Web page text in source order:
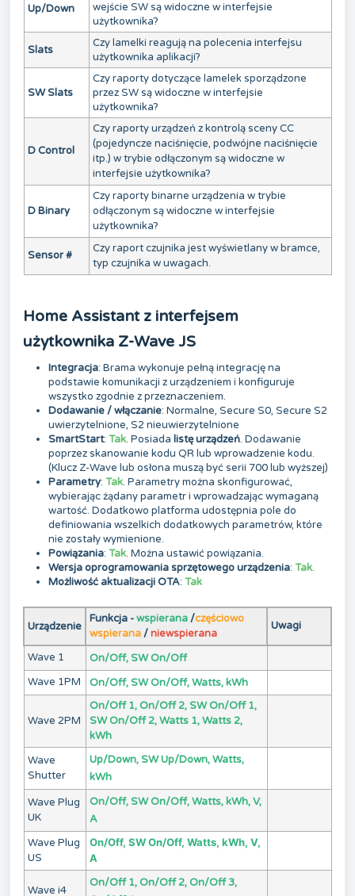
Up/Down
wejście SW są widoczne w interfejsie
użytkownika?
Slats
Czy lamelki reagują na polecenia interfejsu
użytkownika aplikacji?
SW Slats
Czy raporty dotyczące lamelek sporządzone
przez SW są widoczne w interfejsie
użytkownika?
D Control
Czy raporty urządzeń z kontrolą sceny CC
(pojedyncze naciśnięcie, podwójne naciśnięcie
itp.) w trybie odłączonym są widoczne w
interfejsie użytkownika?
D Binary
Czy raporty binarne urządzenia w trybie
odłączonym są widoczne w interfejsie
użytkownika?
Sensor #
Czy raport czujnika jest wyświetlany w bramce,
typ czujnika w uwagach.
Home Assistant z interfejsem
użytkownika Z-Wave JS
Integracja: Brama wykonuje pełną integrację na
podstawie komunikacji z urządzeniem i konfiguruje
wszystko zgodnie z przeznaczeniem.
Dodawanie / włączanie: Normalne, Secure S0, Secure S2
uwierzytelnione, S2 nieuwierzytelnione
SmartStart: Tak. Posiada listę urządzeń. Dodawanie
poprzez skanowanie kodu QR lub wprowadzenie kodu.
(Klucz Z-Wave lub osłona muszą być serii 700 lub wyższej)
Parametry: Tak. Parametry można skonfigurować,
wybierając żądany parametr i wprowadzając wymaganą
wartość. Dodatkowo platforma udostępnia pole do
definiowania wszelkich dodatkowych parametrów, które
nie zostały wymienione.
Powiązania: Tak. Można ustawić powiązania.
Wersja oprogramowania sprzętowego urządzenia: Tak.
Możliwość aktualizacji OTA: Tak
Urządzenie
Funkcja -wspierana/częściowo
wspierana/niewspierana
Uwagi
Wave 1
On/Off, SW On/Off
Wave 1PM
On/Off, SW On/Off, Watts, kWh
Wave 2PM
On/Off 1, On/Off 2, SW On/Off 1,
SW On/Off 2, Watts 1, Watts 2,
kWh
Wave
Shutter
Up/Down, SW Up/Down, Watts,
kWh
Wave Plug
UK
On/Off, SW On/Off, Watts, kWh, V,
A
Wave Plug
US
On/Off, SW On/Off, Watts, kWh, V,
A
Wave i4
On/Off 1, On/Off 2, On/Off 3,